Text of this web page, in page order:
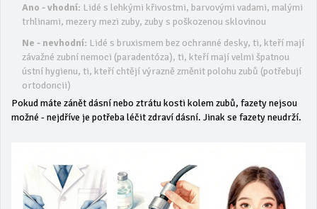
Ano - vhodní: Lidé s lehkými křivostmi, barvovými vadami, malými
trhlinami, mezery mezi zuby, zuby s poškozenou sklovinou
Ne - nevhodní: Lidé s bruxismem bez ochranné desky, ti, kteří mají
závažné zubní nemoci (paradentóza), ti, kteří mají velmi špatnou
ústní hygienu, ti, kteří chtějí výrazně změnit polohu zubů (potřebují
ortodoncii)
Pokud máte zánět dásní nebo ztrátu kosti kolem zubů, fazety nejsou
možné - nejdříve je potřeba léčit zdraví dásní. Jinak se fazety neudrží.